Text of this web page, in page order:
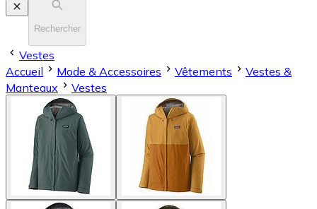
Rechercher
Vestes
Accueil
Mode & Accessoires Vêtements
Vestes &
Manteaux
Vestes